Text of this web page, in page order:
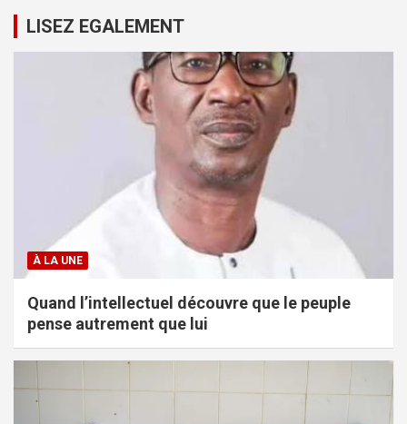
LISEZ EGALEMENT
À LA UNE
Quand l’intellectuel découvre que le peuple
pense autrement que lui